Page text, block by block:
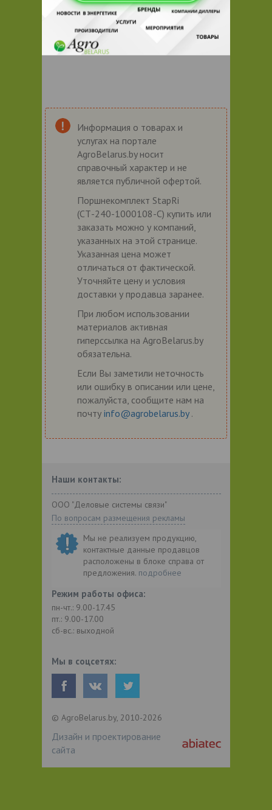
Информация о товарах и
услугах на портале
AgroBelarus.by носит
справочный характер и не
является публичной офертой.
Поршнекомплект StapRi
(СТ-240-1000108-С) купить или
заказать можно у компаний,
указанных на этой странице.
Указанная цена может
отличаться от фактической.
Уточняйте цену и условия
доставки у продавца заранее.
При любом использовании
материалов активная
гиперссылка на AgroBelarus.by
обязательна.
Если Вы заметили неточность
или ошибку в описании или цене,
пожалуйста, сообщите нам на
почту info@agrobelarus.by .
Наши контакты:
ООО "Деловые системы связи"
По вопросам размещения рекламы
Мы не реализуем продукцию,
контактные данные продавцов
расположены в блоке справа от
предложения. подробнее
Режим работы офиса:
пн-чт.: 9.00-17.45
пт.: 9.00-17.00
сб-вс.: выходной
Мы в соцсетях:
© AgroBelarus.by, 2010-2026
Дизайн и проектирование
сайта